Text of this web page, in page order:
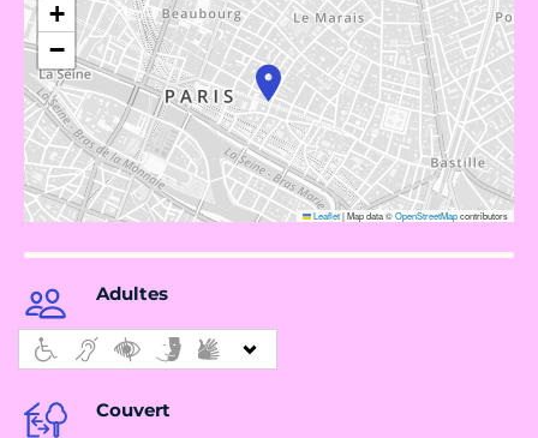
+
−
Leaflet|Map data ©OpenStreetMapcontributors
Adultes
Couvert